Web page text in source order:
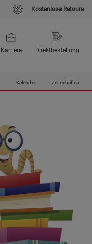
Kostenlose Retoure
Karriere Direktbestellung
Kalender Zeitschriften